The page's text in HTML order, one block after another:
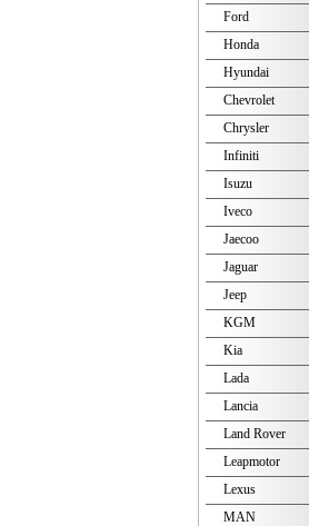
Ford
Honda
Hyundai
Chevrolet
Chrysler
Infiniti
Isuzu
Iveco
Jaecoo
Jaguar
Jeep
KGM
Kia
Lada
Lancia
Land Rover
Leapmotor
Lexus
MAN